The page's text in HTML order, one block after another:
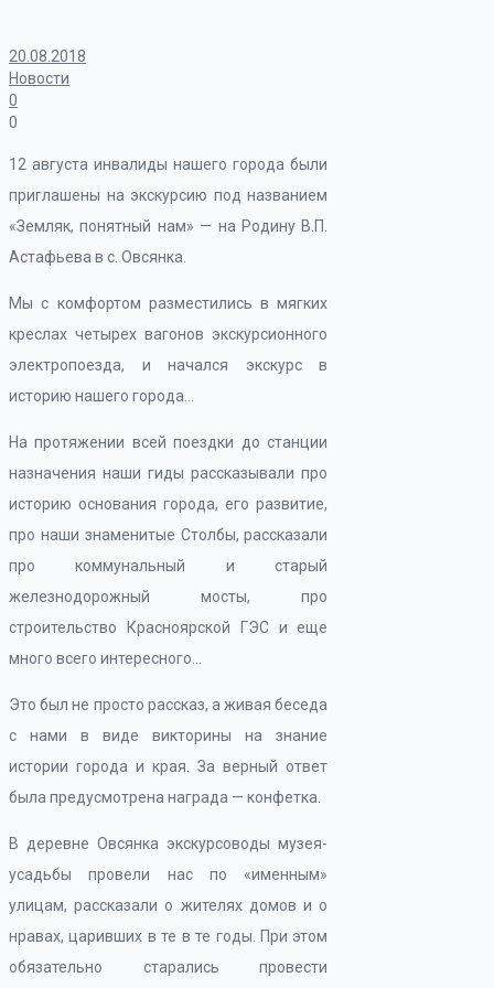
20.08.2018
Новости
0
0
12 августа инвалиды нашего города были
приглашены на экскурсию под названием
«Земляк, понятный нам» — на Родину В.П.
Астафьева в с. Овсянка.
Мы с комфортом разместились в мягких
креслах четырех вагонов экскурсионного
электропоезда, и начался экскурс в
историю нашего города…
На протяжении всей поездки до станции
назначения наши гиды рассказывали про
историю основания города, его развитие,
про наши знаменитые Столбы, рассказали
про коммунальный и старый
железнодорожный мосты, про
строительство Красноярской ГЭС и еще
много всего интересного…
Это был не просто рассказ, а живая беседа
с нами в виде викторины на знание
истории города и края. За верный ответ
была предусмотрена награда — конфетка.
В деревне Овсянка экскурсоводы музея-
усадьбы провели нас по «именным»
улицам, рассказали о жителях домов и о
нравах, царивших в те в те годы. При этом
обязательно старались провести